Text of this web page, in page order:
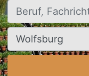
Beruf, Fachrichtung,
Ort, Stadt